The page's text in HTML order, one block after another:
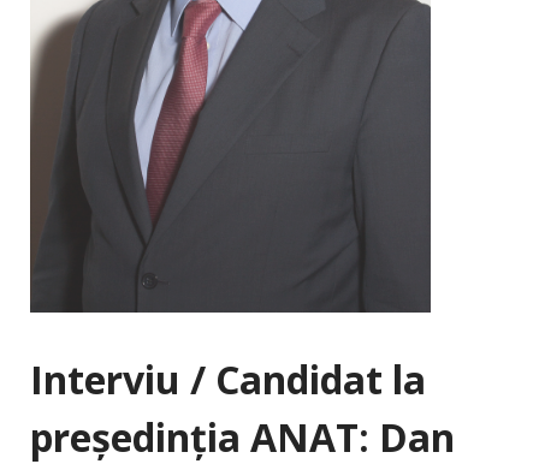
Interviu / Candidat la
preşedinţia ANAT: Dan